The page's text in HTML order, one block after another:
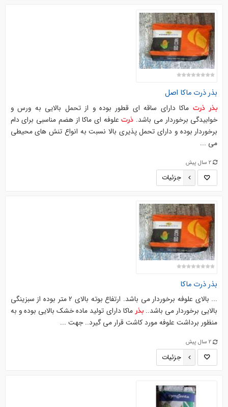
بذرذرت ماکا اصل
بذر ذرت ماکا دارای ساقه ای قطور بوده و از تحمل بالایی به ورس و
خوابیدگی برخوردار می باشد. ذرتعلوفه ای ماکا از هضم مناسبی برای دام
برخوردار بوده و دارای تحمل پذیری بالا نسبت به انواع تنش های محیطی
می ...
2 سال پیش
جزئیات
بذرذرت ماکا
... بالای علوفه برخوردار می باشد. ارتفاع بوته بالای 2 متر بوده از سبزینگی
بالایی برخوردار می باشد..بذر ماکا دارای تولید ماده خشک بالایی بوده و به
منظور برداشت علوفه مورد کاشت قرار می گیرد.. جهت ...
2 سال پیش
جزئیات